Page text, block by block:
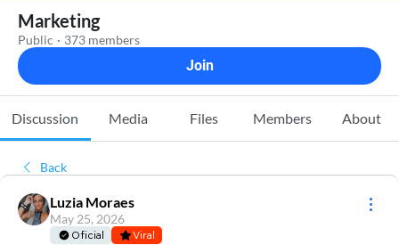
Marketing
Public · 373 members
Join
Discussion Media Files Members About
Back
Luzia Moraes
May 25, 2026
Oficial Viral